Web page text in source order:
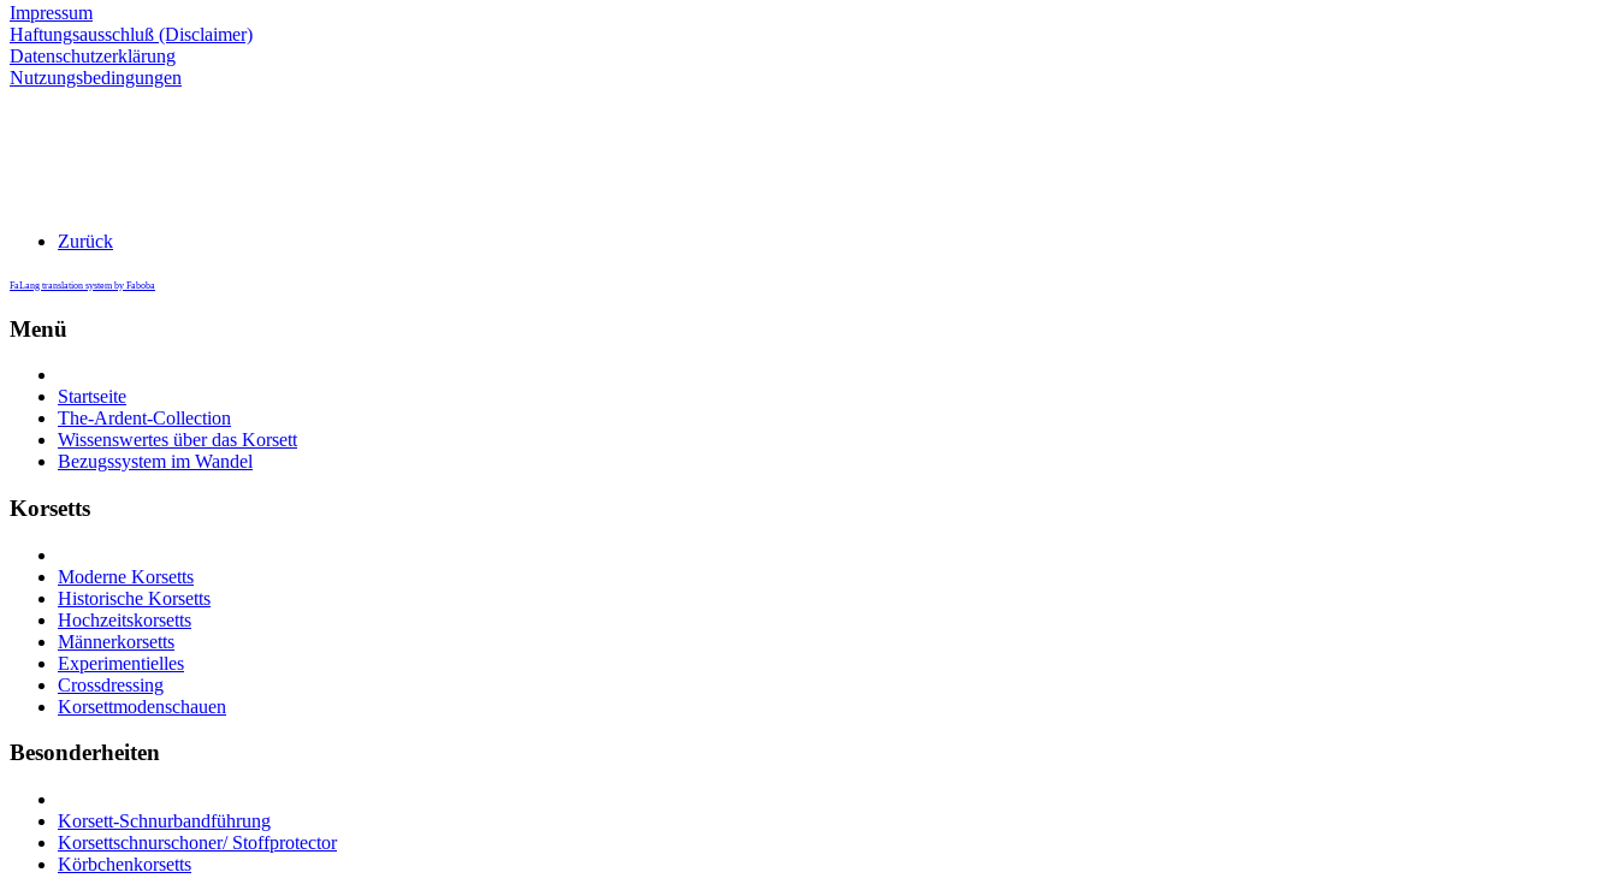
Impressum
Haftungsausschluß (Disclaimer)
Datenschutzerklärung
Nutzungsbedingungen
Zurück
FaLang translation system by Faboba
Menü
Startseite
The-Ardent-Collection
Wissenswertes über das Korsett
Bezugssystem im Wandel
Korsetts
Moderne Korsetts
Historische Korsetts
Hochzeitskorsetts
Männerkorsetts
Experimentielles
Crossdressing
Korsettmodenschauen
Besonderheiten
Korsett-Schnurbandführung
Korsettschnurschoner/ Stoffprotector
Körbchenkorsetts